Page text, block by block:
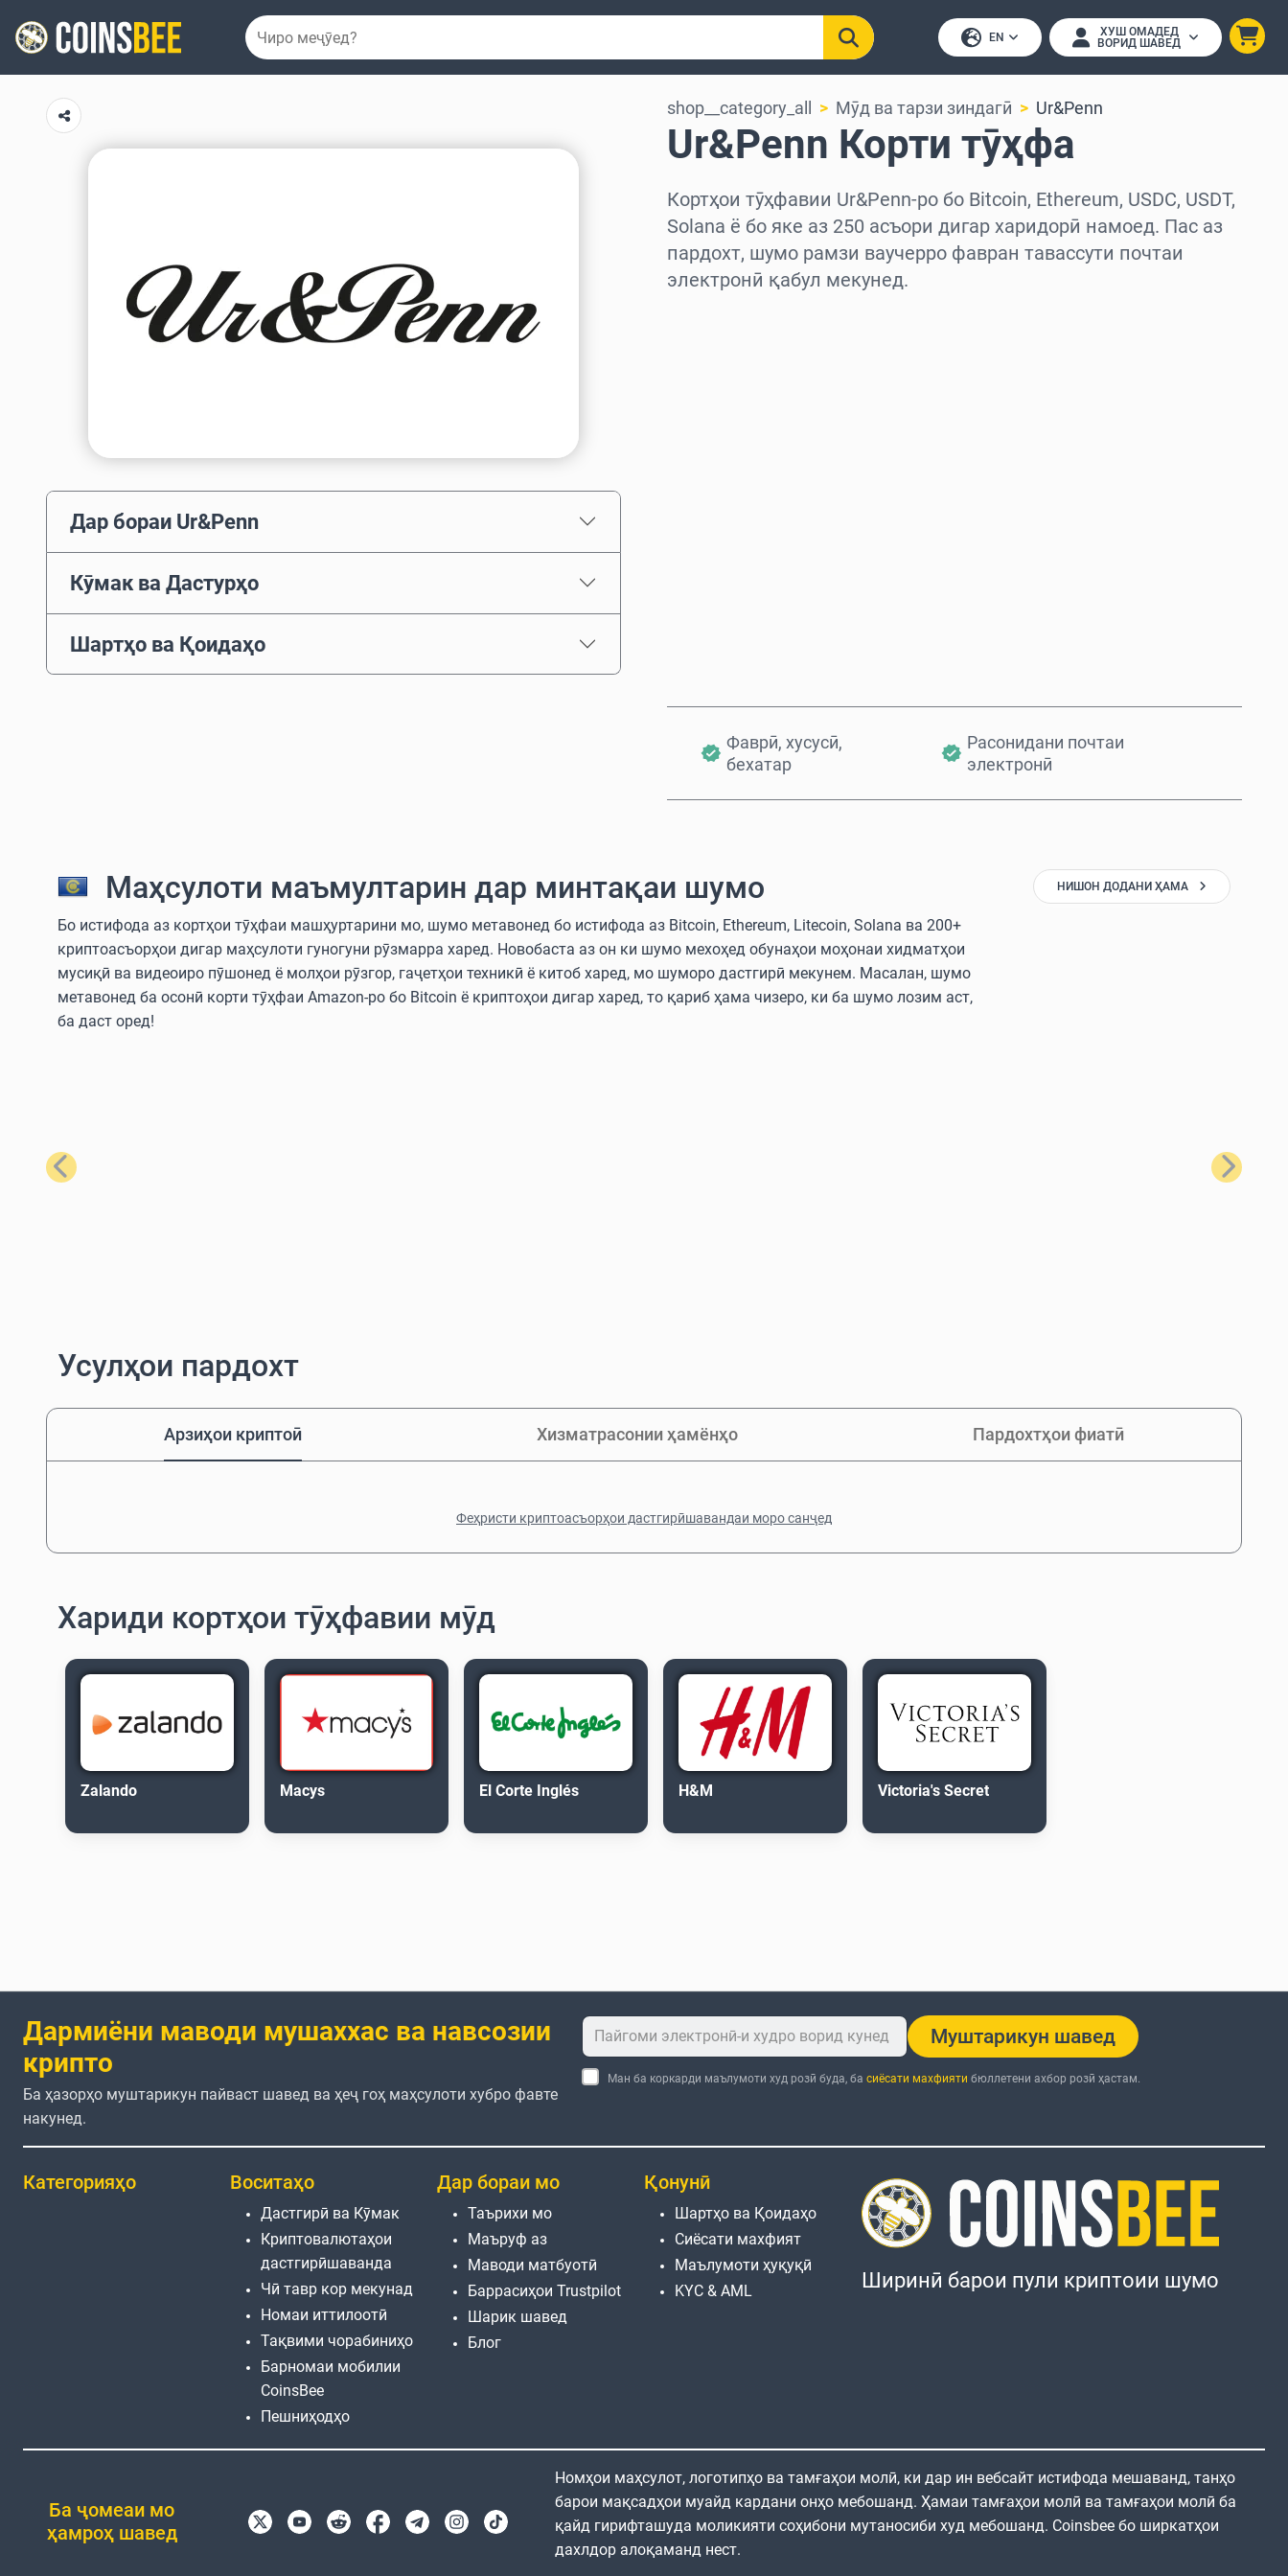
EN
ХУШ ОМАДЕД
ВОРИД ШАВЕД
Дар бораи Ur&Penn
Кӯмак ва Дастурҳо
Шартҳо ва Қоидаҳо
shop__category_all Мӯд ва тарзи зиндагӣ Ur&Penn
Ur&Penn Корти тӯҳфа
Кортҳои тӯҳфавии Ur&Penn-ро бо Bitcoin, Ethereum, USDC, USDT,
Solana ё бо яке аз 250 асъори дигар харидорӣ намоед. Пас аз
пардохт, шумо рамзи ваучерро фавран тавассути почтаи
электронӣ қабул мекунед.
Фаврӣ, хусусӣ,
бехатар
Расонидани почтаи
электронӣ
Маҳсулоти маъмултарин дар минтақаи шумо
Бо истифода аз кортҳои тӯҳфаи машҳуртарини мо, шумо метавонед бо истифода аз Bitcoin, Ethereum, Litecoin, Solana ва 200+
криптоасъорҳои дигар маҳсулоти гуногуни рӯзмарра харед. Новобаста аз он ки шумо мехоҳед обунаҳои моҳонаи хидматҳои
мусиқӣ ва видеоиро пӯшонед ё молҳои рӯзгор, гаҷетҳои техникӣ ё китоб харед, мо шуморо дастгирӣ мекунем. Масалан, шумо
метавонед ба осонӣ корти тӯҳфаи Amazon-ро бо Bitcoin ё криптоҳои дигар харед, то қариб ҳама чизеро, ки ба шумо лозим аст,
ба даст оред!
НИШОН ДОДАНИ ҲАМА
Қаблӣ Баъдӣ
Усулҳои пардохт
Арзиҳои криптоӣ Хизматрасонии ҳамёнҳо Пардохтҳои фиатӣ
Феҳристи криптоасъорҳои дастгирӣшавандаи моро санҷед
Хариди кортҳои тӯҳфавии мӯд
Zalando Macys El Corte Inglés H&M Victoria's Secret
Дармиёни маводи мушаххас ва навсозии
крипто
Ба ҳазорҳо муштарикун пайваст шавед ва ҳеҷ гоҳ маҳсулоти хубро фавте
накунед.
Муштарикун шавед
Ман ба коркарди маълумоти худ розӣ буда, ба сиёсати махфияти бюллетени ахбор розӣ ҳастам.
Категорияҳо Воситаҳо
Дастгирӣ ва Кӯмак
Криптовалютаҳои
дастгирӣшаванда
Чӣ тавр кор мекунад
Номаи иттилоотӣ
Тақвими чорабиниҳо
Барномаи мобилии
CoinsBee
Пешниҳодҳо
Дар бораи мо
Таърихи мо
Маъруф аз
Маводи матбуотӣ
Баррасиҳои Trustpilot
Шарик шавед
Блог
Қонунӣ
Шартҳо ва Қоидаҳо
Сиёсати махфият
Маълумоти ҳуқуқӣ
KYC & AML
Ширинӣ барои пули криптоии шумо
Ба ҷомеаи мо
ҳамроҳ шавед
Номҳои маҳсулот, логотипҳо ва тамғаҳои молӣ, ки дар ин вебсайт истифода мешаванд, танҳо
барои мақсадҳои муайд кардани онҳо мебошанд. Ҳамаи тамғаҳои молӣ ва тамғаҳои молӣ ба
қайд гирифташуда моликияти соҳибони мутаносиби худ мебошанд. Coinsbee бо ширкатҳои
дахлдор алоқаманд нест.